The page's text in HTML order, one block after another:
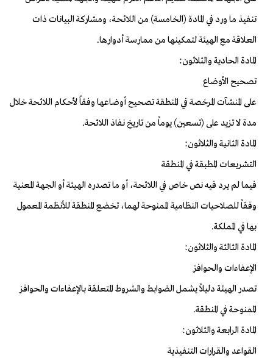
تنفيذ ما ورد في المادة (الخامسة) من اللائحة، ومشاركة البيانات ذات
العلاقة مع الهيئة لتمكينها من ممارسة أدوارها.
المادة الحادية والثلاثون:
تصحيح الأوضاع
على المنشآت المرخصة في المنطقة تصحيح أوضاعها وفقاً لأحكام اللائحة خلال
مدة لا تزيد على (تسعين) يوماً من تاريخ نفاذ اللائحة.
المادة الثانية والثلاثون:
التشريعات المطبقة في المنطقة
فيما لم يرد فيه نص خاص في اللائحة، أو ما تصدره الهيئة أو الجهة المعنية
وفقاً للصلاحيات النظامية الممنوحة لهما، تخضع المنطقة للأنظمة المعمول
بها في المملكة.
المادة الثالثة والثلاثون:
الإعفاءات والحوافز
تصدر الهيئة دليلاً يشمل الضوابط والشروط المتعلقة بالإعفاءات والحوافز
الممنوحة في المنطقة.
المادة الرابعة والثلاثون:
القواعد والقرارات التنفيذية